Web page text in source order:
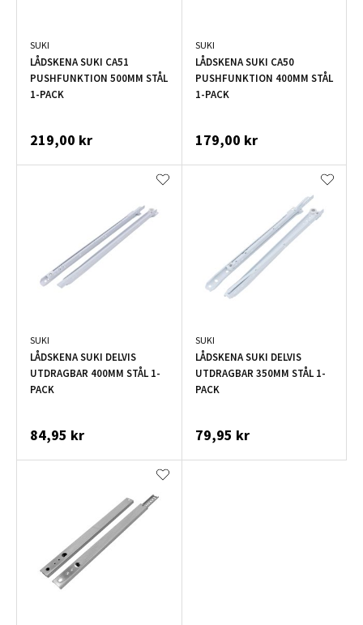
SUKI
LÅDSKENA SUKI CA51
PUSHFUNKTION 500MM STÅL
1-PACK
219,00 kr
SUKI
LÅDSKENA SUKI CA50
PUSHFUNKTION 400MM STÅL
1-PACK
179,00 kr
SUKI
LÅDSKENA SUKI DELVIS
UTDRAGBAR 400MM STÅL 1-
PACK
84,95 kr
SUKI
LÅDSKENA SUKI DELVIS
UTDRAGBAR 350MM STÅL 1-
PACK
79,95 kr